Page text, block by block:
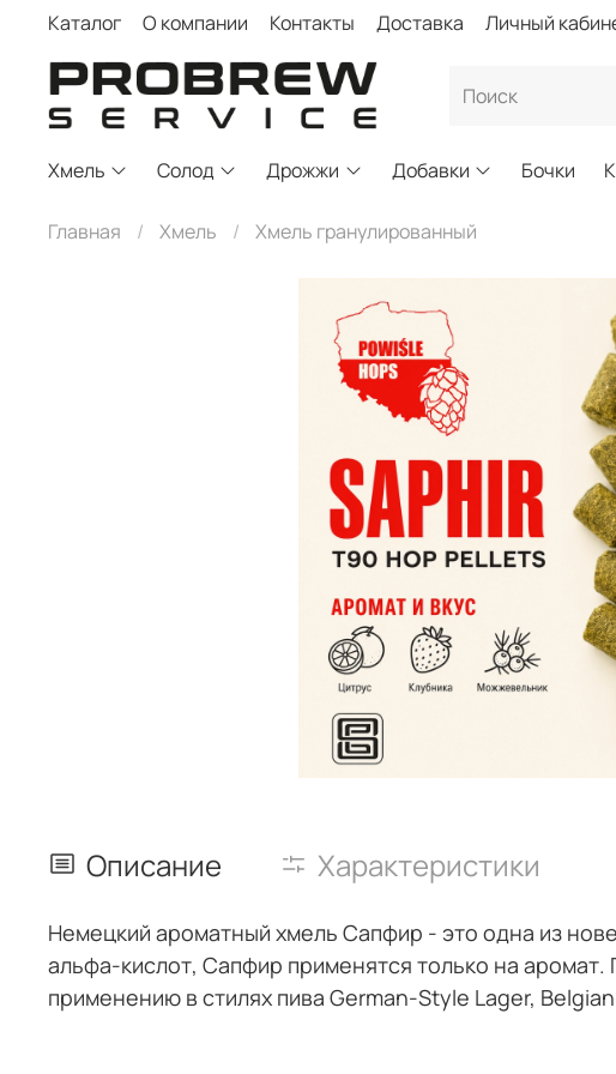
Каталог О компании Контакты Доставка Личный
Хмель Солод Дрожжи Добавки Бочки
Главная Хмель Хмель гранулированный
Описание Характеристики
Немецкий ароматный хмель Сапфир - это одна из
альфа-кислот, Сапфир применятся только на
применению в стилях пива German-Style Lager,